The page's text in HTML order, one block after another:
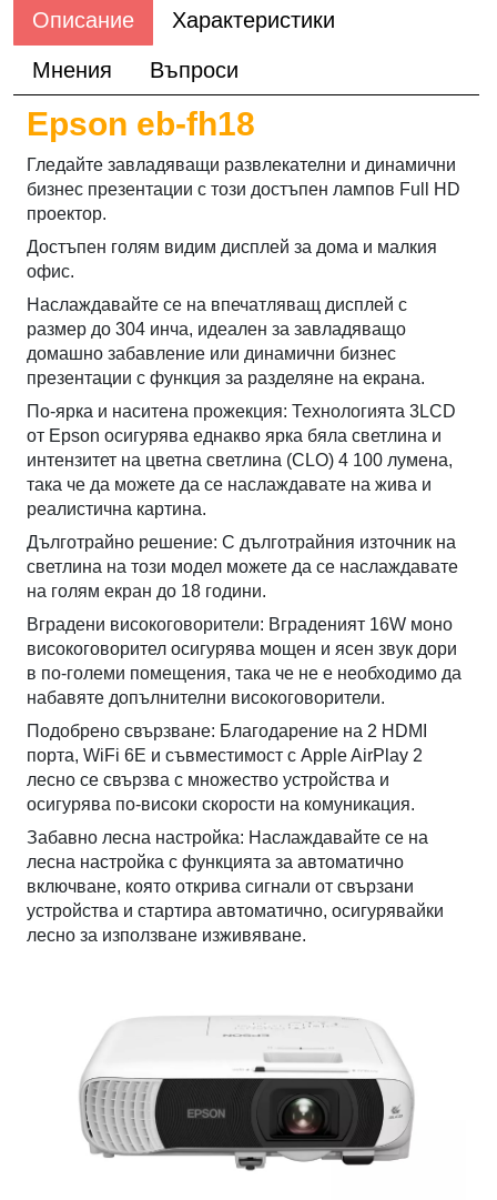
Описание Характеристики
Мнения Въпроси
Epson eb-fh18
Гледайте завладяващи развлекателни и динамични
бизнес презентации с този достъпен лампов Full HD
проектор.
Достъпен голям видим дисплей за дома и малкия
офис.
Наслаждавайте се на впечатляващ дисплей с
размер до 304 инча, идеален за завладяващо
домашно забавление или динамични бизнес
презентации с функция за разделяне на екрана.
По-ярка и наситена прожекция: Технологията 3LCD
от Epson осигурява еднакво ярка бяла светлина и
интензитет на цветна светлина (CLO) 4 100 лумена,
така че да можете да се наслаждавате на жива и
реалистична картина.
Дълготрайно решение: С дълготрайния източник на
светлина на този модел можете да се наслаждавате
на голям екран до 18 години.
Вградени високоговорители: Вграденият 16W моно
високоговорител осигурява мощен и ясен звук дори
в по-големи помещения, така че не е необходимо да
набавяте допълнителни високоговорители.
Подобрено свързване: Благодарение на 2 HDMI
порта, WiFi 6E и съвместимост с Apple AirPlay 2
лесно се свързва с множество устройства и
осигурява по-високи скорости на комуникация.
Забавно лесна настройка: Наслаждавайте се на
лесна настройка с функцията за автоматично
включване, която открива сигнали от свързани
устройства и стартира автоматично, осигурявайки
лесно за използване изживяване.